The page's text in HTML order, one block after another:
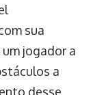
sua
jogador a
a
desse